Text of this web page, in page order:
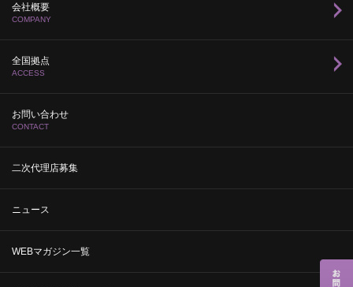
会社概要
COMPANY
全国拠点
ACCESS
お問い合わせ
CONTACT
二次代理店募集
ニュース
WEBマガジン一覧